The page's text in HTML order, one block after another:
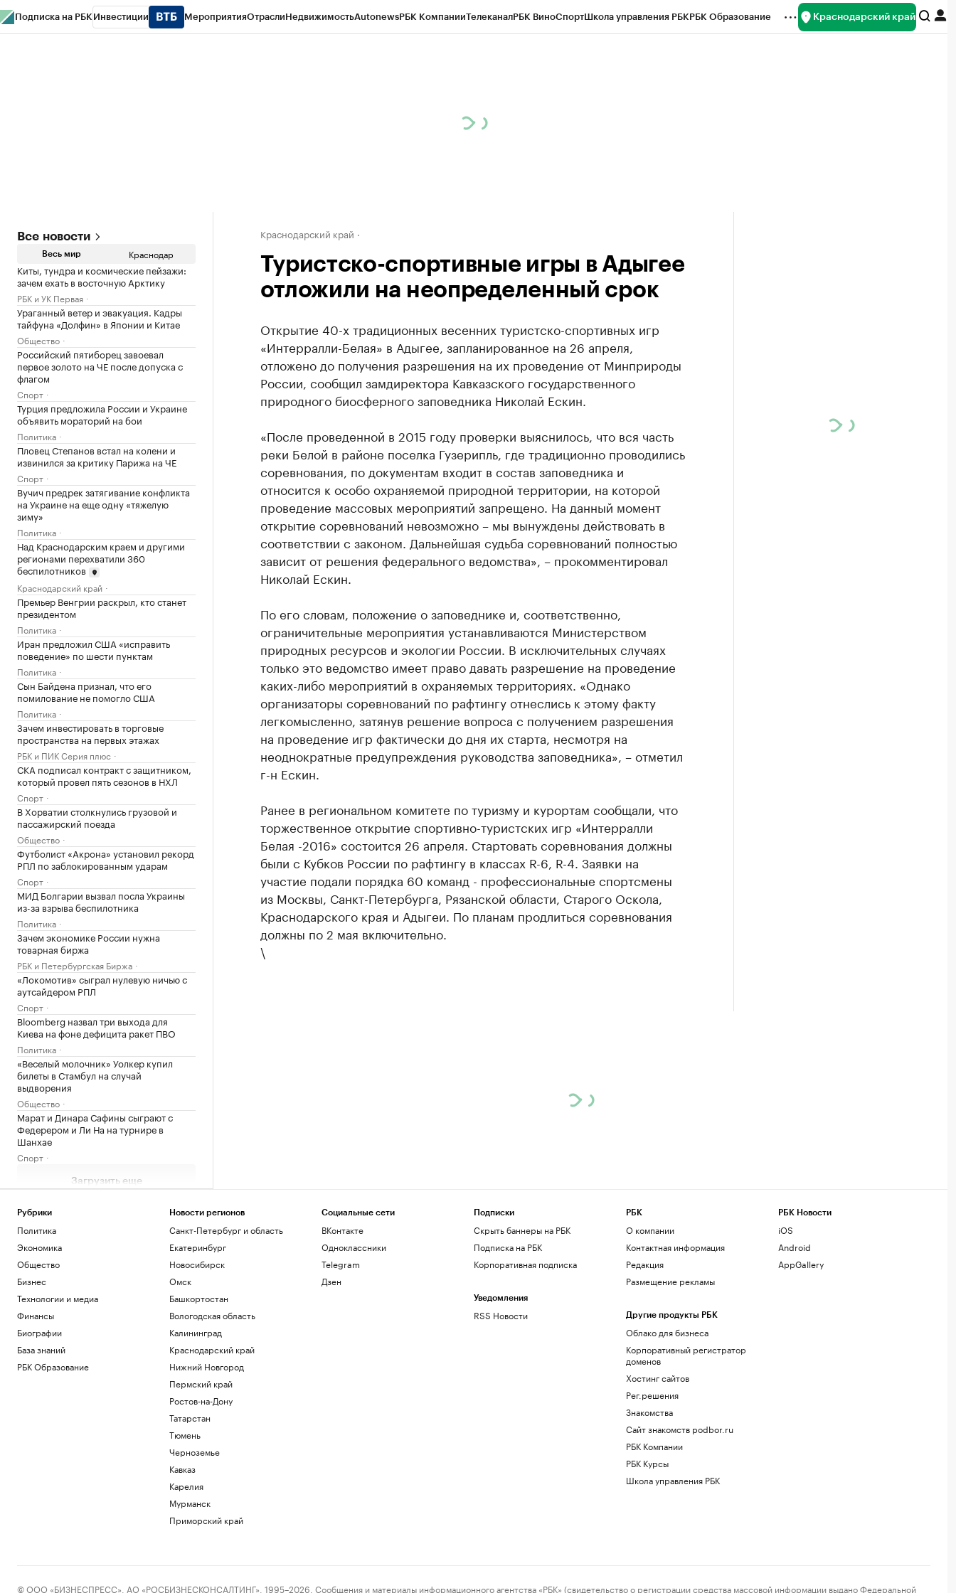
Подписка на РБК Инвестиции МероприятияОтраслиНедвижимостьAutonewsРБК КомпанииТелеканалРБК ВиноСпортШкола управления РБКРБК Образование Краснодарский край
Все новости
Весь мир Краснодар
Киты, тундра и космические пейзажи:
зачем ехать в восточную Арктику
РБК и УК Первая
Ураганный ветер и эвакуация. Кадры
тайфуна «Долфин» в Японии и Китае
Общество
Российский пятиборец завоевал
первое золото на ЧЕ после допуска с
флагом
Спорт
Турция предложила России и Украине
объявить мораторий на бои
Политика
Пловец Степанов встал на колени и
извинился за критику Парижа на ЧЕ
Спорт
Вучич предрек затягивание конфликта
на Украине на еще одну «тяжелую
зиму»
Политика
Над Краснодарским краем и другими
регионами перехватили 360
беспилотников
Краснодарский край
Премьер Венгрии раскрыл, кто станет
президентом
Политика
Иран предложил США «исправить
поведение» по шести пунктам
Политика
Сын Байдена признал, что его
помилование не помогло США
Политика
Зачем инвестировать в торговые
пространства на первых этажах
РБК и ПИК Серия плюс
СКА подписал контракт с защитником,
который провел пять сезонов в НХЛ
Спорт
В Хорватии столкнулись грузовой и
пассажирский поезда
Общество
Футболист «Акрона» установил рекорд
РПЛ по заблокированным ударам
Спорт
МИД Болгарии вызвал посла Украины
из-за взрыва беспилотника
Политика
Зачем экономике России нужна
товарная биржа
РБК и Петербургская Биржа
«Локомотив» сыграл нулевую ничью с
аутсайдером РПЛ
Спорт
Bloomberg назвал три выхода для
Киева на фоне дефицита ракет ПВО
Политика
«Веселый молочник» Уолкер купил
билеты в Стамбул на случай
выдворения
Общество
Марат и Динара Сафины сыграют с
Федерером и Ли На на турнире в
Шанхае
Спорт
Загрузить еще
Краснодарский край
Туристско-спортивные игры в Адыгее
отложили на неопределенный срок
Открытие 40-х традиционных весенних туристско-спортивных игр
«Интерралли-Белая» в Адыгее, запланированное на 26 апреля,
отложено до получения разрешения на их проведение от Минприроды
России, сообщил замдиректора Кавказского государственного
природного биосферного заповедника Николай Ескин.
«После проведенной в 2015 году проверки выяснилось, что вся часть
реки Белой в районе поселка Гузерипль, где традиционно проводились
соревнования, по документам входит в состав заповедника и
относится к особо охраняемой природной территории, на которой
проведение массовых мероприятий запрещено. На данный момент
открытие соревнований невозможно – мы вынуждены действовать в
соответствии с законом. Дальнейшая судьба соревнований полностью
зависит от решения федерального ведомства», – прокомментировал
Николай Ескин.
По его словам, положение о заповеднике и, соответственно,
ограничительные мероприятия устанавливаются Министерством
природных ресурсов и экологии России. В исключительных случаях
только это ведомство имеет право давать разрешение на проведение
каких-либо мероприятий в охраняемых территориях. «Однако
организаторы соревнований по рафтингу отнеслись к этому факту
легкомысленно, затянув решение вопроса с получением разрешения
на проведение игр фактически до дня их старта, несмотря на
неоднократные предупреждения руководства заповедника», – отметил
г-н Ескин.
Ранее в региональном комитете по туризму и курортам сообщали, что
торжественное открытие спортивно-туристских игр «Интерралли
Белая -2016» состоится 26 апреля. Стартовать соревнования должны
были с Кубков России по рафтингу в классах R-6, R-4. Заявки на
участие подали порядка 60 команд - профессиональные спортсмены
из Москвы, Санкт-Петербурга, Рязанской области, Старого Оскола,
Краснодарского края и Адыгеи. По планам продлиться соревнования
должны по 2 мая включительно.
\
Рубрики
Политика
Экономика
Общество
Бизнес
Технологии и медиа
Финансы
Биографии
База знаний
РБК Образование
Новости регионов
Санкт-Петербург и область
Екатеринбург
Новосибирск
Омск
Башкортостан
Вологодская область
Калининград
Краснодарский край
Нижний Новгород
Пермский край
Ростов-на-Дону
Татарстан
Тюмень
Черноземье
Кавказ
Карелия
Мурманск
Приморский край
Социальные сети
ВКонтакте
Одноклассники
Telegram
Дзен
Подписки
Скрыть баннеры на РБК
Подписка на РБК
Корпоративная подписка
Уведомления
RSS Новости
РБК
О компании
Контактная информация
Редакция
Размещение рекламы
Другие продукты РБК
Облако для бизнеса
Корпоративный регистратор
доменов
Хостинг сайтов
Рег.решения
Знакомства
Сайт знакомств podbor.ru
РБК Компании
РБК Курсы
Школа управления РБК
РБК Новости
iOS
Android
AppGallery
© ООО «БИЗНЕСПРЕСС», АО «РОСБИЗНЕСКОНСАЛТИНГ», 1995–2026. Сообщения и материалы информационного агентства «РБК» (свидетельство о регистрации средства массовой информации выдано Федеральной